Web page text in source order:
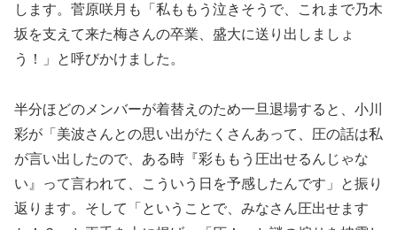
します。菅原咲月も「私ももう泣きそうで、これまで乃木
坂を支えて来た梅さんの卒業、盛大に送り出しましょ
う！」と呼びかけました。
半分ほどのメンバーが着替えのため一旦退場すると、小川
彩が「美波さんとの思い出がたくさんあって、圧の話は私
が言い出したので、ある時『彩ももう圧出せるんじゃな
い』って言われて、こういう日を予感したんです」と振り
返ります。そして「ということで、みなさん圧出せます